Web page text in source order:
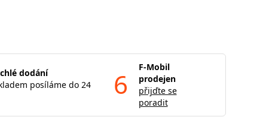
dodání
posíláme do 24
6
F-Mobil
prodejen
přijďte se
poradit